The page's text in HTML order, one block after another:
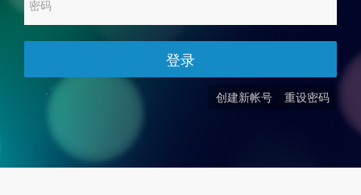
创建新帐号 重设密码
登录